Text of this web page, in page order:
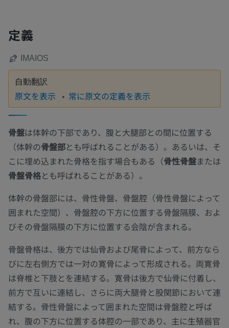
定義
IMAIOS
自動翻訳
原文を表示 常に原文の定義を表示
骨盤は体幹の下部であり、腹と大腿部との間に位置する
（体幹の骨盤部とも呼ばれることがある）。あるいは、そ
こに埋め込まれた骨格を指す場合もある（骨性骨盤または
骨盤骨格とも呼ばれることがある）。
体幹の骨盤部には、骨性骨盤、骨盤腔（骨性骨盤によって
囲まれた空間）、骨盤腔の下方に位置する骨盤隔膜、およ
びその骨盤隔膜の下方に位置する会陰が含まれる。
骨盤骨格は、後方では仙骨および尾骨によって、前方なら
びに左右側方では一対の寛骨によって形成される。両寛骨
は脊椎と下肢とを連結する。寛骨は後方で仙骨に付着し、
前方で互いに連結し、さらに両大腿骨と股関節において連
結する。骨性骨盤によって囲まれた空間は骨盤腔と呼ば
れ、腹の下方に位置する体腔の一部であり、主に生殖器官